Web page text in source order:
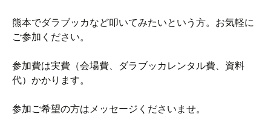
熊本でダラブッカなど叩いてみたいという方。お気軽に
ご参加ください。
参加費は実費（会場費、ダラブッカレンタル費、資料
代）かかります。
参加ご希望の方はメッセージくださいませ。